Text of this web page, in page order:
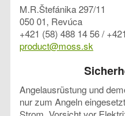
M.R.Štefánika 297/11
050 01, Revúca
+421 (58) 488 14 56 /
product@moss.sk
Angelausrüstung und
nur zum Angeln